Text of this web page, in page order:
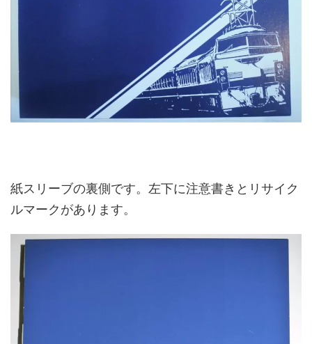
紙スリーブの裏側です。左下に注意書きとリサイク
ルマークがあります。